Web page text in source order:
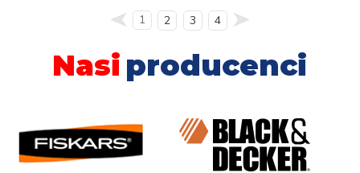
1 2 3 4
Nasi producenci